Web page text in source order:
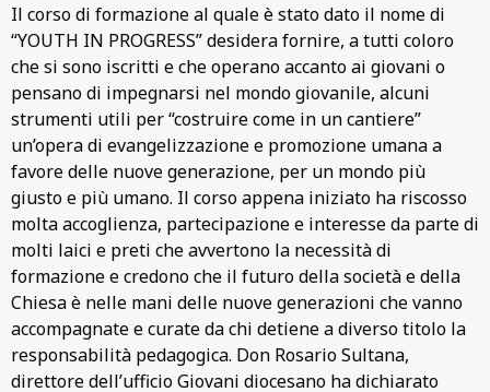
Il corso di formazione al quale è stato dato il nome di
“YOUTH IN PROGRESS” desidera fornire, a tutti coloro
che si sono iscritti e che operano accanto ai giovani o
pensano di impegnarsi nel mondo giovanile, alcuni
strumenti utili per “costruire come in un cantiere”
un’opera di evangelizzazione e promozione umana a
favore delle nuove generazione, per un mondo più
giusto e più umano. Il corso appena iniziato ha riscosso
molta accoglienza, partecipazione e interesse da parte di
molti laici e preti che avvertono la necessità di
formazione e credono che il futuro della società e della
Chiesa è nelle mani delle nuove generazioni che vanno
accompagnate e curate da chi detiene a diverso titolo la
responsabilità pedagogica. Don Rosario Sultana,
direttore dell’ufficio Giovani diocesano ha dichiarato